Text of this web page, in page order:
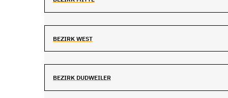
BEZIRK WEST
BEZIRK DUDWEILER